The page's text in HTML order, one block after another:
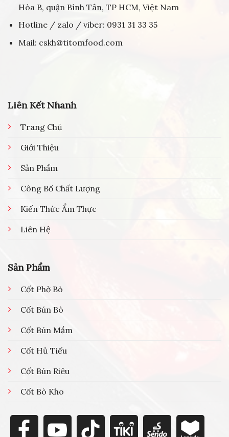
Hòa B, quận Bình Tân, TP HCM, Việt Nam
Hotline / zalo / viber: 0931 31 33 35
Mail: cskh@titomfood.com
Liên Kết Nhanh
Trang Chủ
Giới Thiệu
Sản Phẩm
Công Bố Chất Lượng
Kiến Thức Ẩm Thực
Liên Hệ
Sản Phẩm
Cốt Phở Bò
Cốt Bún Bò
Cốt Bún Mắm
Cốt Hủ Tiếu
Cốt Bún Riêu
Cốt Bò Kho